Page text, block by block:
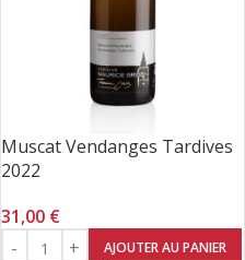
Muscat Vendanges Tardives
2022
31,00 €
AJOUTER AU PANIER